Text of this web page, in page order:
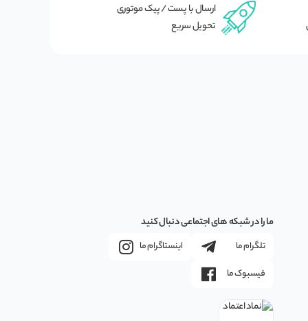
ارسال با پست / پیک موتوری
تحویل سریع
ما را در شبکه های اجتماعی دنبال کنید
تلگرام ما
اینستاگرام ما
فیسبوک ما